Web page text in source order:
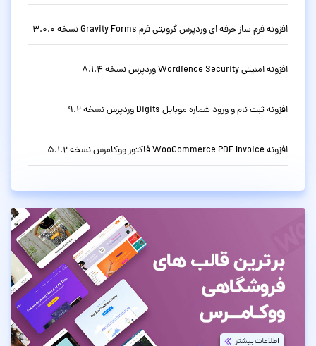
افزونه فرم ساز حرفه ای وردپرس گرویتی فرم Gravity Forms نسخه 3.0.0
افزونه امنیتی Wordfence Security وردپرس نسخه 8.1.4
افزونه ثبت نام و ورود شماره موبایل Digits وردپرس نسخه 9.2
افزونه WooCommerce PDF Invoice فاکتور ووکامرس نسخه 5.1.2